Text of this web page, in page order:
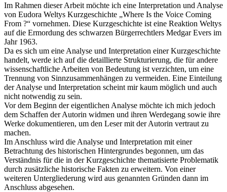
Im Rahmen dieser Arbeit möchte ich eine Interpretation und Analyse
von Eudora Weltys Kurzgeschichte „Where Is the Voice Coming
From ?“ vornehmen. Diese Kurzgeschichte ist eine Reaktion Weltys
auf die Ermordung des schwarzen Bürgerrechtlers Medgar Evers im
Jahr 1963.
Da es sich um eine Analyse und Interpretation einer Kurzgeschichte
handelt, werde ich auf die detaillierte Strukturierung, die für andere
wissenschaftliche Arbeiten von Bedeutung ist verzichten, um eine
Trennung von Sinnzusammenhängen zu vermeiden. Eine Einteilung
der Analyse und Interpretation scheint mir kaum möglich und auch
nicht notwendig zu sein.
Vor dem Beginn der eigentlichen Analyse möchte ich mich jedoch
dem Schaffen der Autorin widmen und ihren Werdegang sowie ihre
Werke dokumentieren, um den Leser mit der Autorin vertraut zu
machen.
Im Anschluss wird die Analyse und Interpretation mit einer
Betrachtung des historischen Hintergrundes begonnen, um das
Verständnis für die in der Kurzgeschichte thematisierte Problematik
durch zusätzliche historische Fakten zu erweitern. Von einer
weiteren Untergliederung wird aus genannten Gründen dann im
Anschluss abgesehen.